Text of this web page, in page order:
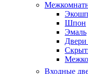
Шпон
Эмаль
Двери
Входные